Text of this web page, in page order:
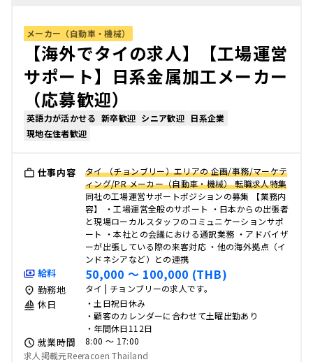
メーカー（自動車・機械）
【海外でタイの求人】【工場運営
サポート】日系金属加工メーカー
（応募歓迎）
英語力が活かせる 新卒歓迎 シニア歓迎 日系企業
現地在住者歓迎
仕事内容
タイ （チョンブリー）エリアの 企画/事務/マーケテ
ィング/PR メーカー（自動車・機械） 転職求人特集
同社の工場運営サポートポジションの募集 【業務内
容】 ・工場運営全般のサポート ・日本からの出張者
と現場ローカルスタッフのコミュニケーションサポ
ート ・本社との会議における通訳業務 ・アドバイザ
ーが出張している際の来客対応 ・他の海外拠点（イ
ンドネシアなど）との連携
給料 50,000 〜 100,000 (THB)
勤務地 タイ | チョンブリーの求人です。
休日
・土日祝日休み
・顧客のカレンダーに合わせて土曜出勤あり
・年間休日112日
就業時間
8:00 〜 17:00
求人掲載元Reeracoen Thailand